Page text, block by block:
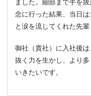
ました。細部まで手を
念に行った結果、当日は
と涙を流してくれた先輩
御社（貴社）に入社後
抜く力を生かし、より
いきたいです。